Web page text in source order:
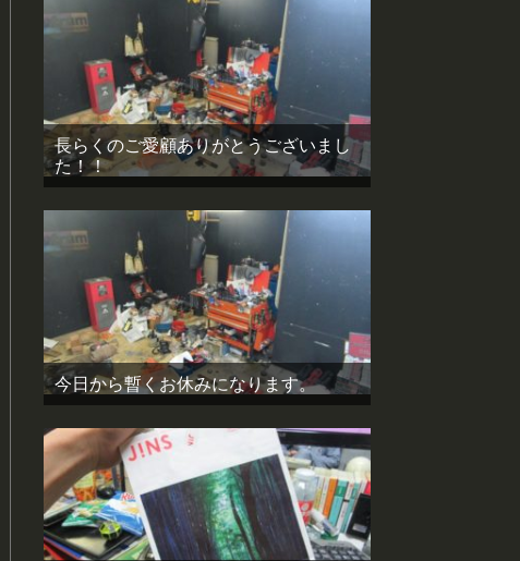
長らくのご愛顧ありがとうございまし
た！！
今日から暫くお休みになります。